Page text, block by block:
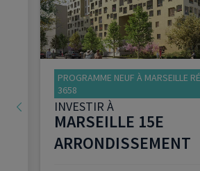
PROGRAMME NEUF À MARSEILLE
3658
INVESTIR À
MARSEILLE 15E
ARRONDISSEMENT